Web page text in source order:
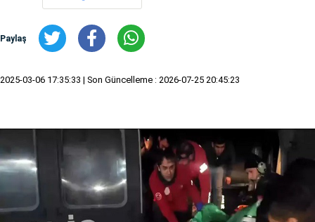
Paylaş
2025-03-06 17:35:33 | Son Güncelleme : 2026-07-25 20:45:23